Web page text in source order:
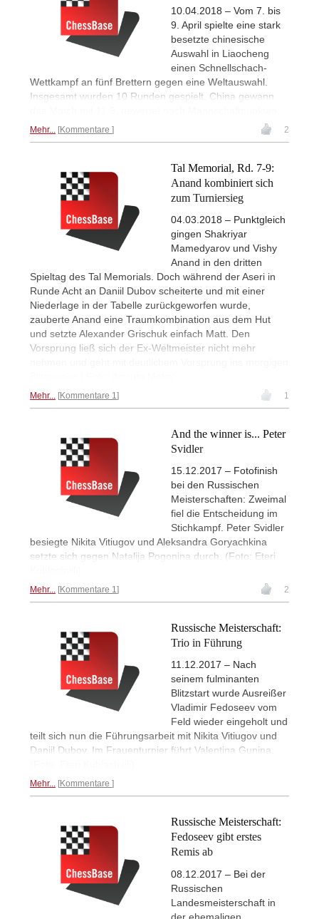
10.04.2018 – Vom 7. bis
9. April spielte eine stark
besetzte chinesische
Auswahl in Liaocheng
einen Schnellschach-
Wettkampf an fünf Brettern gegen eine Weltauswahl.
Insgesamt wurden 10 Runden gespielt. China gewann
Mehr... Kommentare 2
Tal Memorial, Rd. 7-9:
Anand kombiniert sich
zum Turniersieg
04.03.2018 – Punktgleich
gingen Shakriyar
Mamedyarov und Vishy
Anand in den dritten
Spieltag des Tal Memorials. Doch während der Aseri in
Runde Acht an Daniil Dubov scheiterte und mit einer
Niederlage in der Tabelle zurückgeworfen wurde,
zauberte Anand eine Traumkombination aus dem Hut
und setzte Alexander Grischuk einfach Matt. Den
Vorsprung ließ sich der Ex-Weltmeister nicht mehr
Mehr... Kommentare 1 1
And the winner is... Peter
Svidler
15.12.2017 – Fotofinish
bei den Russischen
Meisterschaften: Zweimal
fiel die Entscheidung im
Stichkampf. Peter Svidler
besiegte Nikita Vitiugov und Aleksandra Goryachkina
setzte sich gegen Natalija Pogonina durch. (Foto: Eteri
Mehr... Kommentare 1 2
Russische Meisterschaft:
Trio in Führung
11.12.2017 – Nach
seinem fulminanten
Blitzstart wurde Ausreißer
Vladimir Fedoseev vom
Feld wieder eingeholt und
teilt sich nun die Führungsarbeit mit Nikita Vitiugov und
Daniil Dubov. Im Frauenturnier führt Valentina Gunina.
Mehr... Kommentare
Russische Meisterschaft:
Fedoseev gibt erstes
Remis ab
08.12.2017 – Bei der
Russischen
Landesmeisterschaft in
der ehemaligen